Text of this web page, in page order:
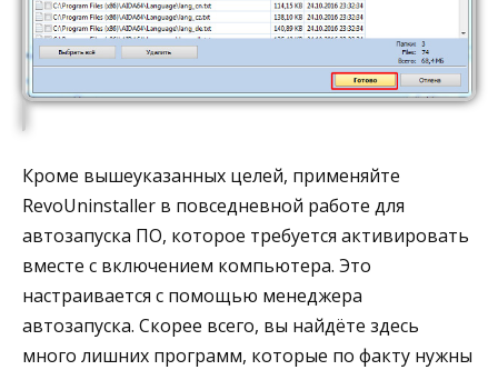
Кроме вышеуказанных целей, применяйте
RevoUninstaller в повседневной работе для
автозапуска ПО, которое требуется активировать
вместе с включением компьютера. Это
настраивается с помощью менеджера
автозапуска. Скорее всего, вы найдёте здесь
много лишних программ, которые по факту нужны